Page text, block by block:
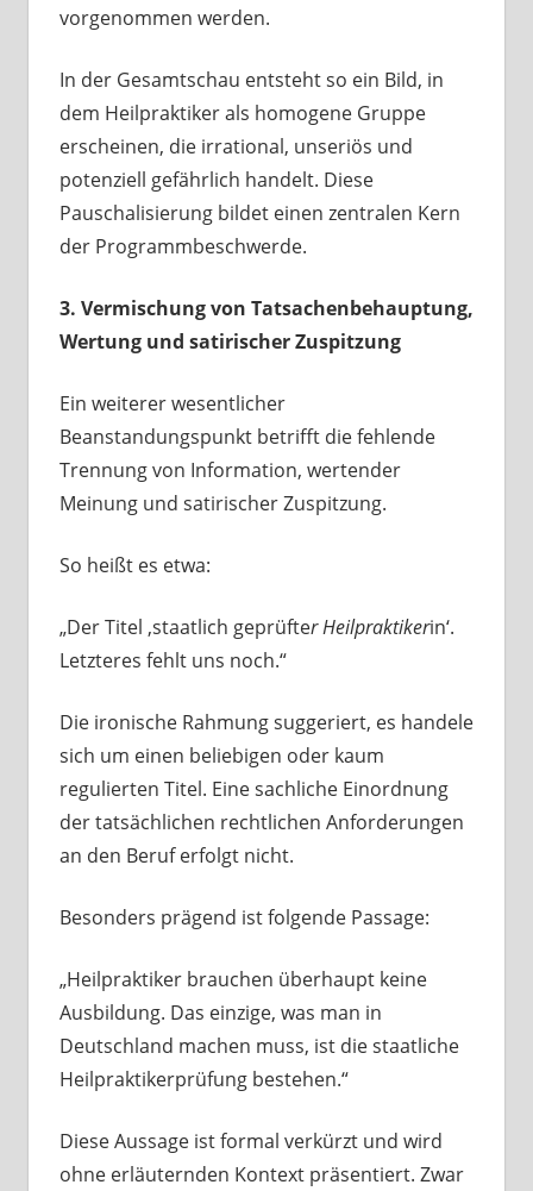
vorgenommen werden.
In der Gesamtschau entsteht so ein Bild, in
dem Heilpraktiker als homogene Gruppe
erscheinen, die irrational, unseriös und
potenziell gefährlich handelt. Diese
Pauschalisierung bildet einen zentralen Kern
der Programmbeschwerde.
3. Vermischung von Tatsachenbehauptung,
Wertung und satirischer Zuspitzung
Ein weiterer wesentlicher
Beanstandungspunkt betrifft die fehlende
Trennung von Information, wertender
Meinung und satirischer Zuspitzung.
So heißt es etwa:
„Der Titel ‚staatlich geprüfter Heilpraktikerin‘.
Letzteres fehlt uns noch.“
Die ironische Rahmung suggeriert, es handele
sich um einen beliebigen oder kaum
regulierten Titel. Eine sachliche Einordnung
der tatsächlichen rechtlichen Anforderungen
an den Beruf erfolgt nicht.
Besonders prägend ist folgende Passage:
„Heilpraktiker brauchen überhaupt keine
Ausbildung. Das einzige, was man in
Deutschland machen muss, ist die staatliche
Heilpraktikerprüfung bestehen.“
Diese Aussage ist formal verkürzt und wird
ohne erläuternden Kontext präsentiert. Zwar